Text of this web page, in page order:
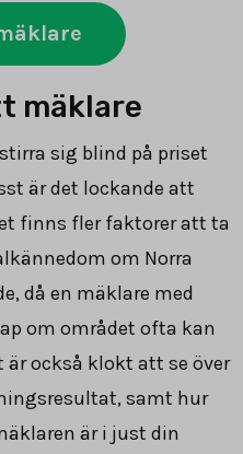
mäklare
sig blind på priset
är det lockande att
finns fler faktorer att ta
om Norra
då en mäklare med
om området ofta kan
också klokt att se över
samt hur
är i just din